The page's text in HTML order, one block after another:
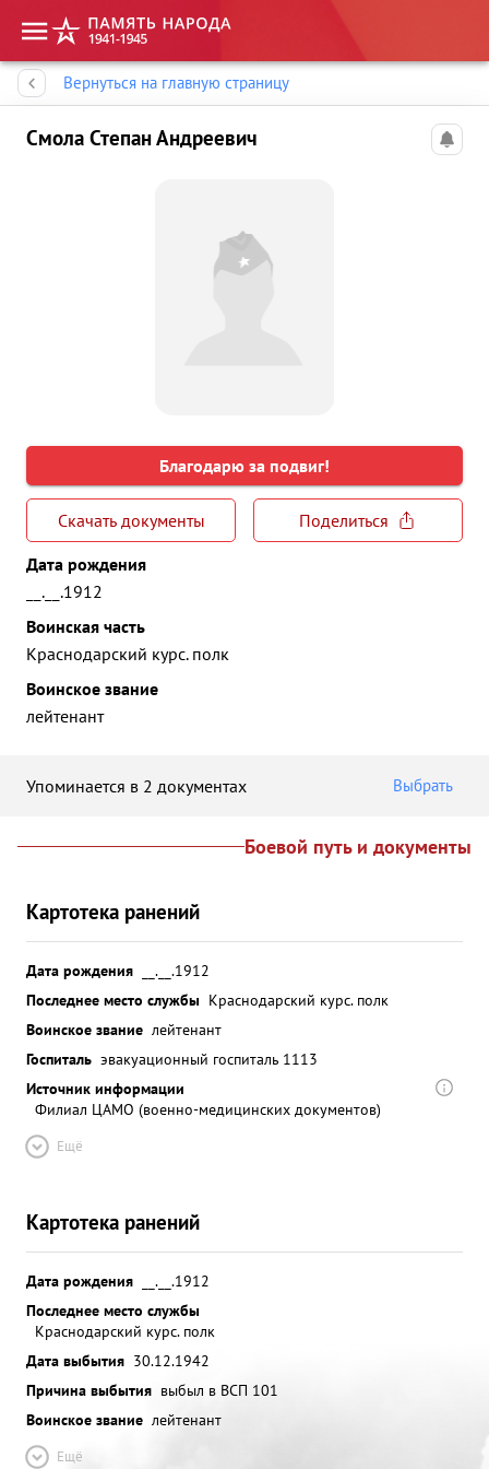
Вернуться на главную страницу
Смола Степан Андреевич
Благодарю за подвиг!
Скачать документы
Поделиться
Дата рождения
__.__.1912
Воинская часть
Краснодарский курс. полк
Воинское звание
лейтенант
Упоминается в 2 документах Выбрать
Боевой путь и документы
Картотека ранений
Дата рождения
__.__.1912
Последнее место службы Краснодарский курс. полк
Воинское звание лейтенант
Госпиталь эвакуационный госпиталь 1113
Источник информации
Филиал ЦАМО (военно-медицинских документов)
Ещё
Картотека ранений
Дата рождения
__.__.1912
Последнее место службы
Краснодарский курс. полк
Дата выбытия 30.12.1942
Причина выбытия выбыл в ВСП 101
Воинское звание лейтенант
Ещё
Память народа